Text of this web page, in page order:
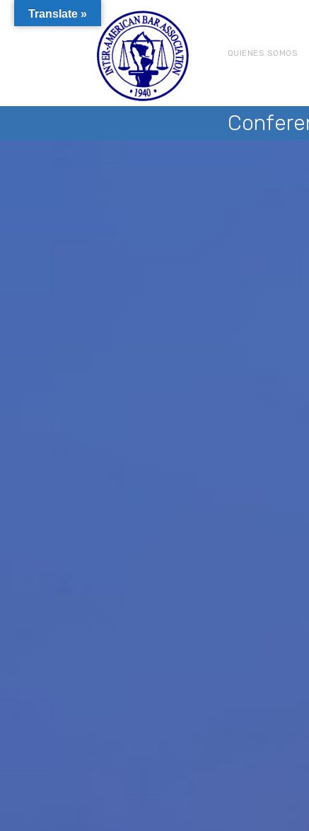
QUIENES SOMOS
Translate »